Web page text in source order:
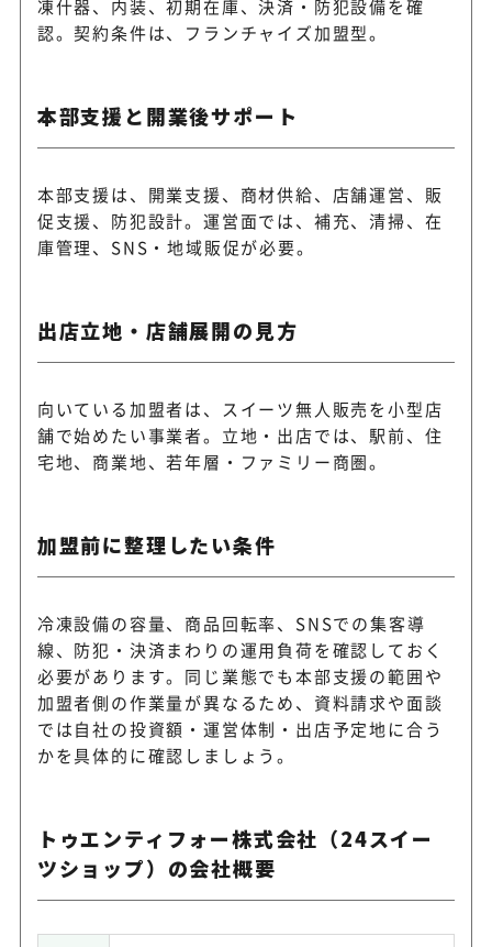
凍什器、内装、初期在庫、決済・防犯設備を確
認。契約条件は、フランチャイズ加盟型。
本部支援と開業後サポート
本部支援は、開業支援、商材供給、店舗運営、販
促支援、防犯設計。運営面では、補充、清掃、在
庫管理、SNS・地域販促が必要。
出店立地・店舗展開の見方
向いている加盟者は、スイーツ無人販売を小型店
舗で始めたい事業者。立地・出店では、駅前、住
宅地、商業地、若年層・ファミリー商圏。
加盟前に整理したい条件
冷凍設備の容量、商品回転率、SNSでの集客導
線、防犯・決済まわりの運用負荷を確認しておく
必要があります。同じ業態でも本部支援の範囲や
加盟者側の作業量が異なるため、資料請求や面談
では自社の投資額・運営体制・出店予定地に合う
かを具体的に確認しましょう。
トゥエンティフォー株式会社（24スイー
ツショップ）の会社概要